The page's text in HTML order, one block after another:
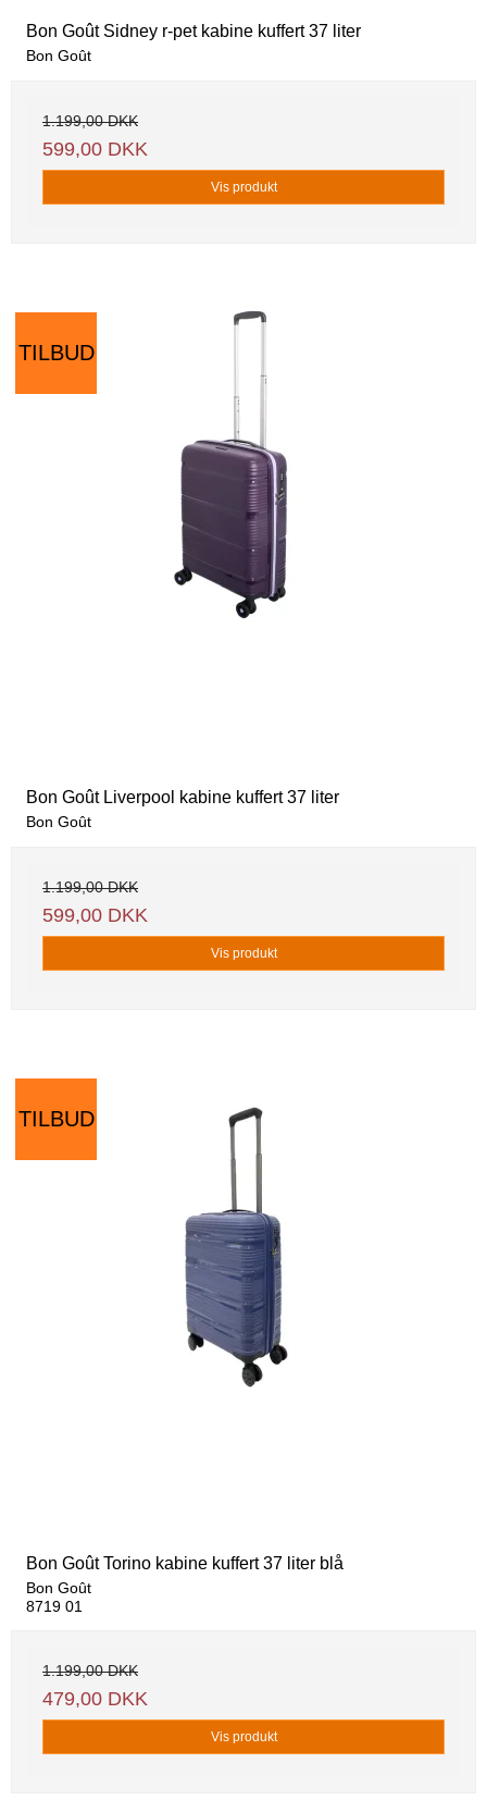
Bon Goût Sidney r-pet kabine kuffert 37 liter
Bon Goût
1.199,00 DKK
599,00 DKK
Vis produkt
TILBUD
Bon Goût Liverpool kabine kuffert 37 liter
Bon Goût
1.199,00 DKK
599,00 DKK
Vis produkt
TILBUD
Bon Goût Torino kabine kuffert 37 liter blå
Bon Goût
8719 01
1.199,00 DKK
479,00 DKK
Vis produkt